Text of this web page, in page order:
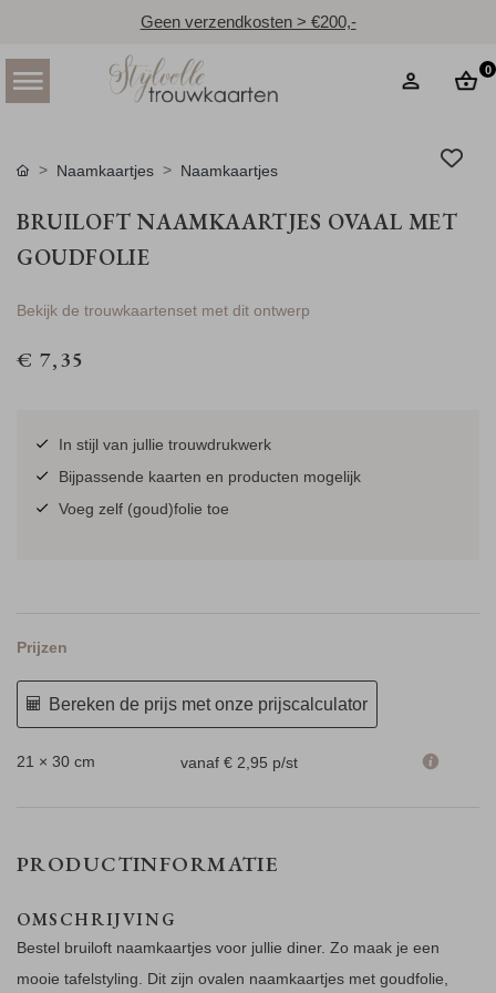
Geen verzendkosten > €200,-
0
Naamkaartjes Naamkaartjes
BRUILOFT NAAMKAARTJES OVAAL MET
GOUDFOLIE
Bekijk de trouwkaartenset met dit ontwerp
€ 7,35
In stijl van jullie trouwdrukwerk
Bijpassende kaarten en producten mogelijk
Voeg zelf (goud)folie toe
Prijzen
Bereken de prijs met onze prijscalculator
21 × 30 cm vanaf € 2,95 p/st
PRODUCTINFORMATIE
OMSCHRIJVING
Bestel bruiloft naamkaartjes voor jullie diner. Zo maak je een
mooie tafelstyling. Dit zijn ovalen naamkaartjes met goudfolie,